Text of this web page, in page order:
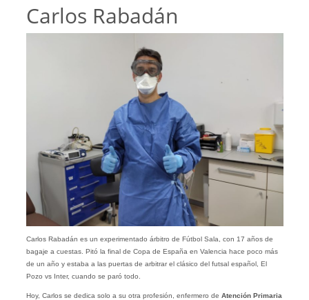
Carlos Rabadán
Carlos Rabadán es un experimentado árbitro de Fútbol Sala, con 17 años de
bagaje a cuestas. Pitó la final de Copa de España en Valencia hace poco más
de un año y estaba a las puertas de arbitrar el clásico del futsal español, El
Pozo vs Inter, cuando se paró todo.
Hoy, Carlos se dedica solo a su otra profesión, enfermero de Atención Primaria